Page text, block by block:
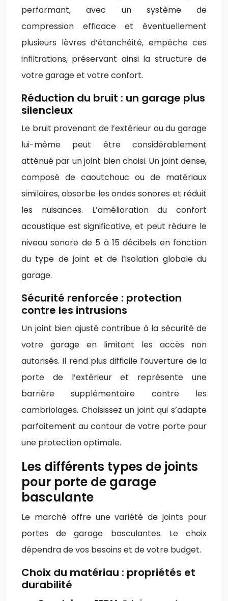
performant, avec un système de
compression efficace et éventuellement
plusieurs lèvres d’étanchéité, empêche ces
infiltrations, préservant ainsi la structure de
votre garage et votre confort.
Réduction du bruit : un garage plus
silencieux
Le bruit provenant de l’extérieur ou du garage
lui-même peut être considérablement
atténué par un joint bien choisi. Un joint dense,
composé de caoutchouc ou de matériaux
similaires, absorbe les ondes sonores et réduit
les nuisances. L’amélioration du confort
acoustique est significative, et peut réduire le
niveau sonore de 5 à 15 décibels en fonction
du type de joint et de l’isolation globale du
garage.
Sécurité renforcée : protection
contre les intrusions
Un joint bien ajusté contribue à la sécurité de
votre garage en limitant les accès non
autorisés. Il rend plus difficile l’ouverture de la
porte de l’extérieur et représente une
barrière supplémentaire contre les
cambriolages. Choisissez un joint qui s’adapte
parfaitement au contour de votre porte pour
une protection optimale.
Les différents types de joints
pour porte de garage
basculante
Le marché offre une variété de joints pour
portes de garage basculantes. Le choix
dépendra de vos besoins et de votre budget.
Choix du matériau : propriétés et
durabilité